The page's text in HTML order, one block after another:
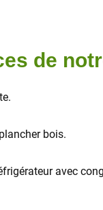
de
bois.
avec